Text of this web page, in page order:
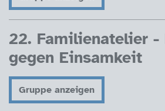
22. Familienatelier -
gegen Einsamkeit
Gruppe anzeigen